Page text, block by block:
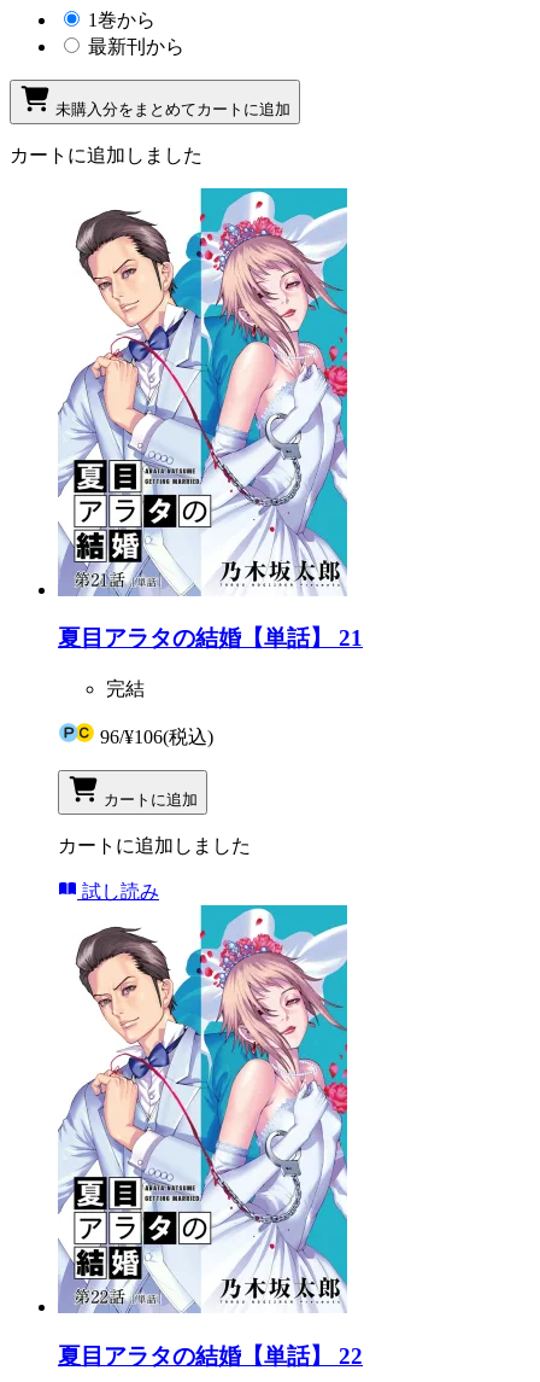
1巻から
最新刊から
未購入分をまとめてカートに追加
カートに追加しました
夏目アラタの結婚【単話】 21
完結
96/¥106(税込)
カートに追加
カートに追加しました
試し読み
夏目アラタの結婚【単話】 22